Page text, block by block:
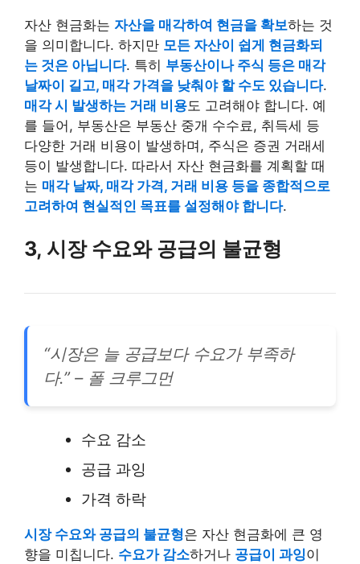
자산 현금화는 자산을 매각하여 현금을 확보하는 것
을 의미합니다. 하지만 모든 자산이 쉽게 현금화되
는 것은 아닙니다. 특히 부동산이나 주식 등은 매각
날짜이 길고, 매각 가격을 낮춰야 할 수도 있습니다.
매각 시 발생하는 거래 비용도 고려해야 합니다. 예
를 들어, 부동산은 부동산 중개 수수료, 취득세 등
다양한 거래 비용이 발생하며, 주식은 증권 거래세
등이 발생합니다. 따라서 자산 현금화를 계획할 때
는 매각 날짜, 매각 가격, 거래 비용 등을 종합적으로
고려하여 현실적인 목표를 설정해야 합니다.
3, 시장 수요와 공급의 불균형
“시장은 늘 공급보다 수요가 부족하
다.” – 폴 크루그먼
수요 감소
공급 과잉
가격 하락
시장 수요와 공급의 불균형은 자산 현금화에 큰 영
향을 미칩니다. 수요가 감소하거나 공급이 과잉이